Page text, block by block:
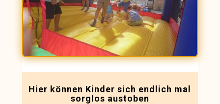
Hier können Kinder sich endlich mal
sorglos austoben